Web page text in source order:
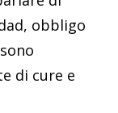
obbligo
di cure e